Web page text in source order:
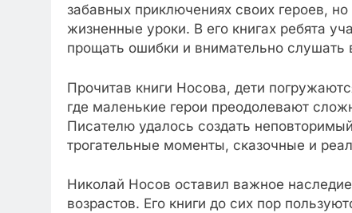
забавных приключениях своих героев,
жизненные уроки. В его книгах ребята
прощать ошибки и внимательно слушать
Прочитав книги Носова, дети
где маленькие герои преодолевают
Писателю удалось создать
трогательные моменты, сказочные и
Николай Носов оставил важное
возрастов. Его книги до сих пор